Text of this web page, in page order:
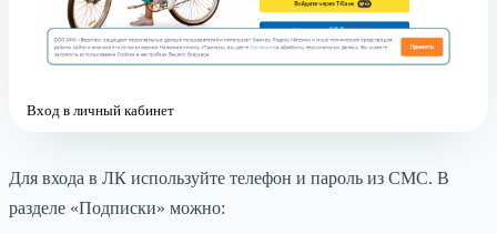
Вход в личный кабинет
Для входа в ЛК используйте телефон и пароль из СМС. В
разделе «Подписки» можно: